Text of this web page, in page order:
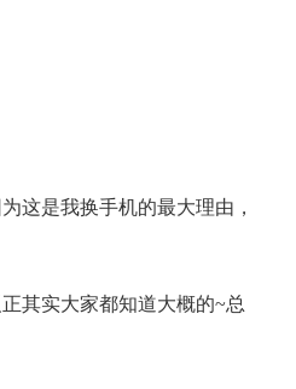
这是我换手机的最大理由，
其实大家都知道大概的~总